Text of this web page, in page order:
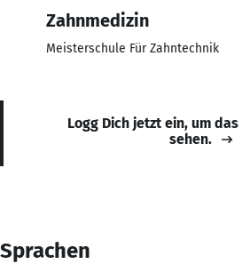
Zahnmedizin
Meisterschule Für Zahntechnik
Logg Dich jetzt ein, um
sehen.
Sprachen